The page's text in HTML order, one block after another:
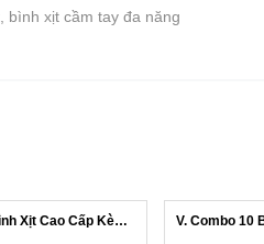
bình xịt cầm tay đa năng
V. Combo Bình Xịt Cao Cấp Kèm Đầu Xịt...